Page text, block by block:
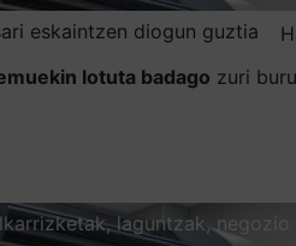
eskaintzen diogun guztia
lotuta badago zuri
laguntzak,